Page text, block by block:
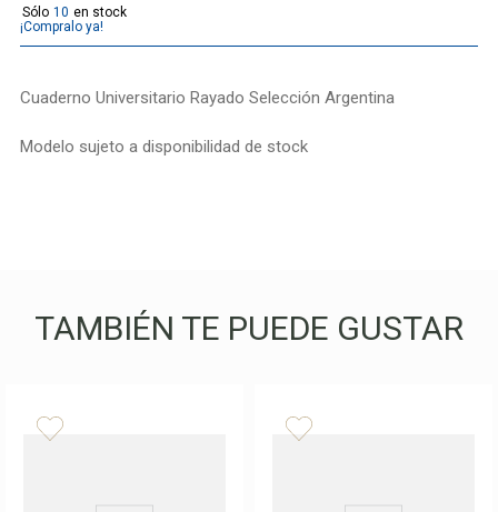
10
¡Compralo ya!
Cuaderno Universitario Rayado Selección Argentina
Modelo sujeto a disponibilidad de stock
TAMBIÉN TE PUEDE GUSTAR